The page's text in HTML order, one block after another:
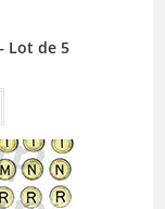
Lot de 5